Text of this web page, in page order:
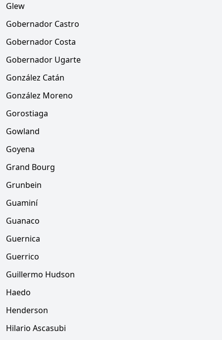
Glew
Gobernador Castro
Gobernador Costa
Gobernador Ugarte
González Catán
González Moreno
Gorostiaga
Gowland
Goyena
Grand Bourg
Grunbein
Guaminí
Guanaco
Guernica
Guerrico
Guillermo Hudson
Haedo
Henderson
Hilario Ascasubi